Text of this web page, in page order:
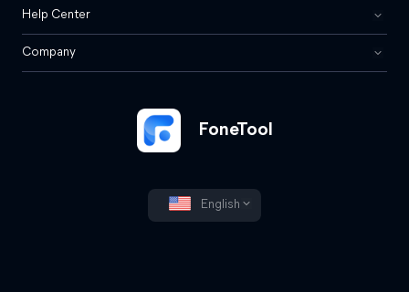
FoneTool
English
Help Center
Company